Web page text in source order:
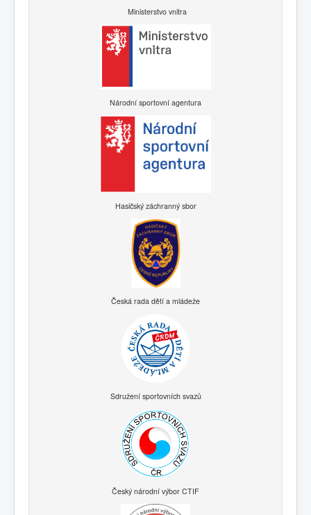
Ministerstvo vnitra
Národní sportovní agentura
Hasičský záchranný sbor
Česká rada dětí a mládeže
Sdružení sportovních svazů
Český národní výbor CTIF